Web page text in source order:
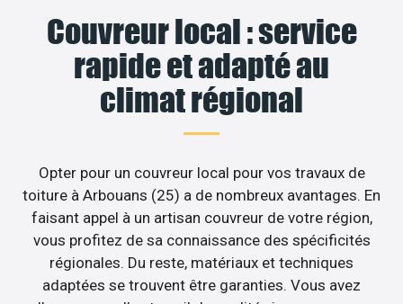
Couvreur local : service
rapide et adapté au
climat régional
Opter pour un couvreur local pour vos travaux de
toiture à Arbouans (25) a de nombreux avantages. En
faisant appel à un artisan couvreur de votre région,
vous profitez de sa connaissance des spécificités
régionales. Du reste, matériaux et techniques
adaptées se trouvent être garanties. Vous avez